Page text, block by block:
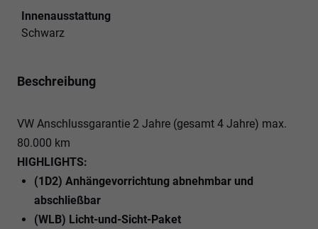
Innenausstattung
Schwarz
Beschreibung
VW Anschlussgarantie 2 Jahre (gesamt 4 Jahre) max.
80.000 km
HIGHLIGHTS:
(1D2) Anhängevorrichtung abnehmbar und
abschließbar
(WLB) Licht-und-Sicht-Paket